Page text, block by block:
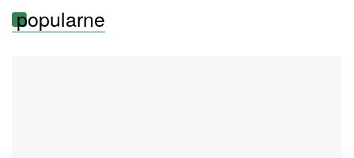
popularne